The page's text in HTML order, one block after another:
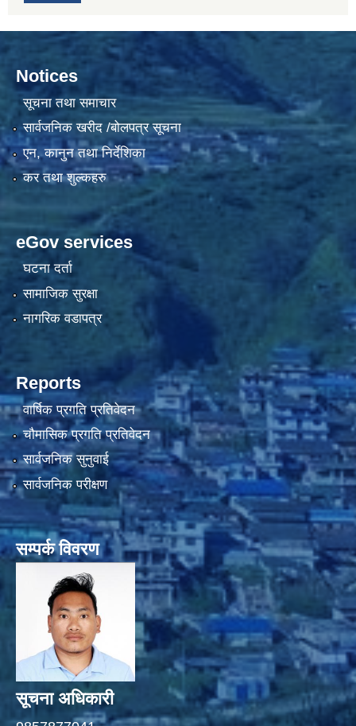
Notices
सूचना तथा समाचार
सार्वजनिक खरीद /बोलपत्र सूचना
एन, कानुन तथा निर्देशिका
कर तथा शुल्कहरु
eGov services
घटना दर्ता
सामाजिक सुरक्षा
नागरिक वडापत्र
Reports
वार्षिक प्रगति प्रतिवेदन
चौमासिक प्रगति प्रतिवेदन
सार्वजनिक सुनुवाई
सार्वजनिक परीक्षण
सम्पर्क विवरण
सूचना अधिकारी